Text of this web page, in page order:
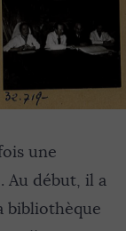
une
Au début, il a
bibliothèque